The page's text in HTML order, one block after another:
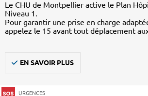
Le CHU de Montpellier active le Plan
Niveau 1.
Pour garantir une prise en charge
appelez le 15 avant tout déplacement
EN SAVOIR PLUS
URGENCES